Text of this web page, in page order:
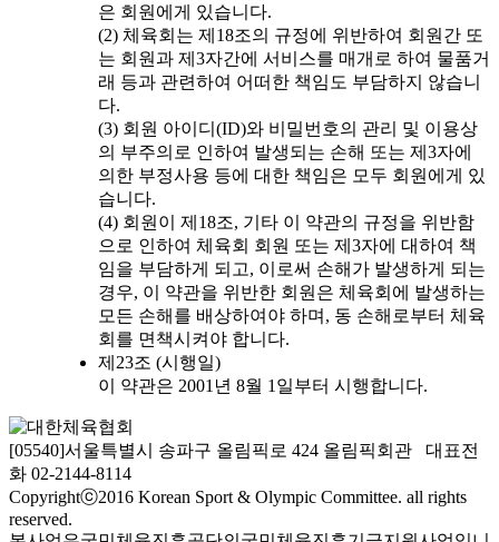
은 회원에게 있습니다.
(2) 체육회는 제18조의 규정에 위반하여 회원간 또
는 회원과 제3자간에 서비스를 매개로 하여 물품거
래 등과 관련하여 어떠한 책임도 부담하지 않습니
다.
(3) 회원 아이디(ID)와 비밀번호의 관리 및 이용상
의 부주의로 인하여 발생되는 손해 또는 제3자에
의한 부정사용 등에 대한 책임은 모두 회원에게 있
습니다.
(4) 회원이 제18조, 기타 이 약관의 규정을 위반함
으로 인하여 체육회 회원 또는 제3자에 대하여 책
임을 부담하게 되고, 이로써 손해가 발생하게 되는
경우, 이 약관을 위반한 회원은 체육회에 발생하는
모든 손해를 배상하여야 하며, 동 손해로부터 체육
회를 면책시켜야 합니다.
제23조 (시행일)
이 약관은 2001년 8월 1일부터 시행합니다.
[05540]서울특별시 송파구 올림픽로 424 올림픽회관 대표전
화 02-2144-8114
Copyrightⓒ2016 Korean Sport & Olympic Committee. all rights
reserved.